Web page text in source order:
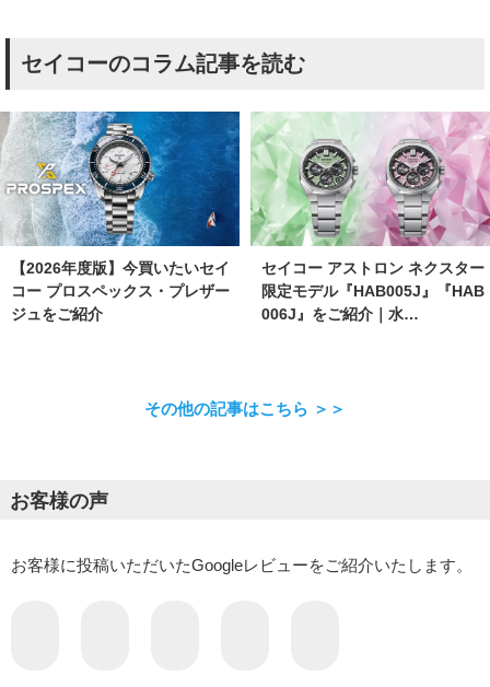
セイコーのコラム記事を読む
【2026年度版】今買いたいセイ
コー プロスペックス・プレザー
ジュをご紹介
セイコー アストロン ネクスター
限定モデル『HAB005J』『HAB
006J』をご紹介｜水…
その他の記事はこちら ＞＞
お客様の声
お客様に投稿いただいたGoogleレビューをご紹介いたします。